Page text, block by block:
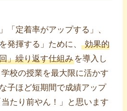
「定着率がアップする」、
発揮する」ために、効果的
」繰り返す仕組みを導入し
校の授業を最大限に活かす
子ほど短期間で成績アップ
たり前やん！」と思います